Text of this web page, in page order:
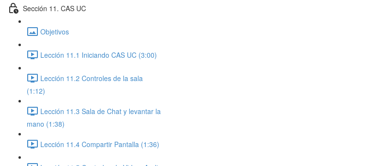
Sección 11. CAS UC
Objetivos
Lección 11.1 Iniciando CAS UC (3:00)
Lección 11.2 Controles de la sala
(1:12)
Lección 11.3 Sala de Chat y levantar la
mano (1:38)
Lección 11.4 Compartir Pantalla (1:36)